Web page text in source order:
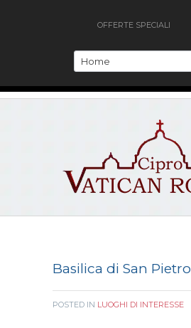
OFFERTE SPECIALI
Basilica di San Pietro
POSTED IN LUOGHI DI INTERESSE